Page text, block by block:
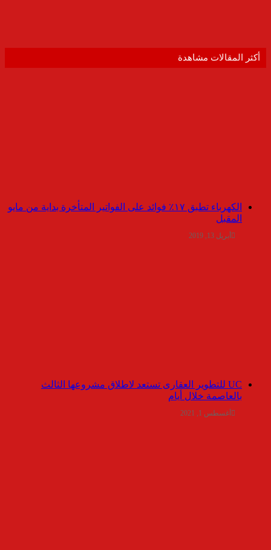
أكثر المقالات مشاهدة
الكهرباء تطبق ١٧٪ فوائد على الفواتير المتأخرة بداية من مايو
المقبل
أبريل 13, 2019
UC للتطوير العقارى تستعد لاطلاق مشروعها الثالث
بالعاصمة خلال أيام
أغسطس 1, 2021